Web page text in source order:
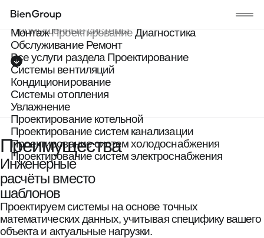
МонтажПроектированиеДиагностика
Обслуживание Ремонт
Все услуги раздела Проектирование
Системы вентиляций
Кондиционирование
Cистемы отопления
Увлажнение
Проектирование котельной
Проектирование систем канализации
Проектирование систем холодоснабжения
Проектирование систем электроснабжения
Проектирование промышленных
Главная/Проектирование
Промышенные системы
Преимущества
Инженерные
расчёты вместо
шаблонов
Проектируем системы на основе точных
математических данных, учитывая специфику вашего
объекта и актуальные нагрузки.